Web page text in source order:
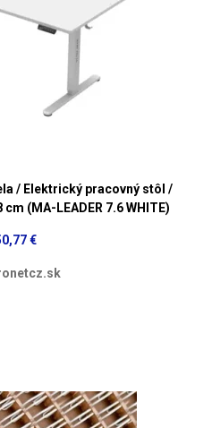
/ Elektrický pracovný stôl /
(MA-LEADER 7.6 WHITE)
€